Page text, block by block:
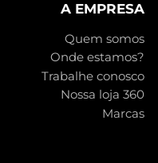
A EMPRESA
Quem somos
Onde estamos?
Trabalhe conosco
Nossa loja 360
Marcas